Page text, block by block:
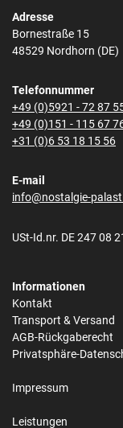
Adresse
Bornestraße 15
48529 Nordhorn (DE)
Telefonnummer
+49 (0)5921 - 72 87
+49 (0)151 - 115 67
+31 (0)6 53 18 15 56
E-mail
info@nostalgie-
USt-Id.nr. DE 247 08
Informationen
Kontakt
Transport & Versand
AGB-Rückgaberecht
Privatsphäre-
Impressum
Leistungen